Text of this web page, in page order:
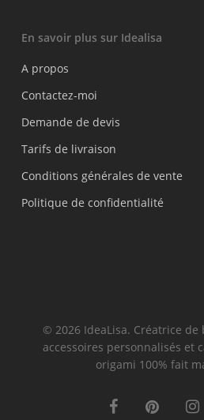
En savoir plus sur Idealisa
A propos
Contactez-moi
Demande de devis
Tarifs de livraison
Conditions générales de vente
Politique de confidentialité
© 2026 IdeaLisa. Créatrice
accessoires personnalisés et
origami 100% fait
facebookpinterest